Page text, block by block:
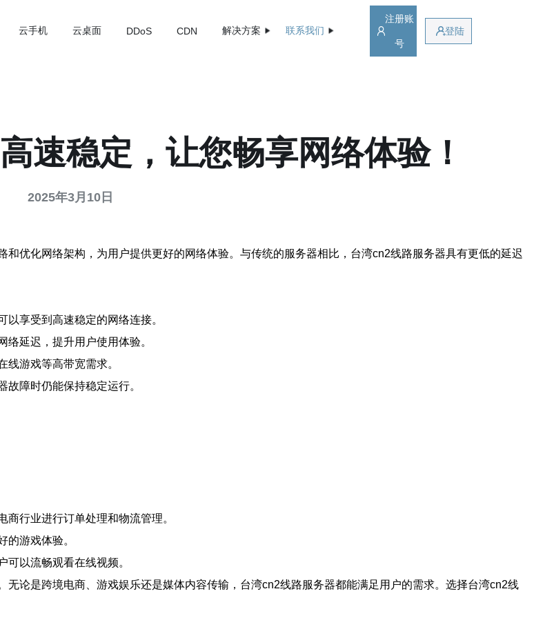
云手机 云桌面 DDoS CDN 解决方案 联系我们
注册账
号
登陆
速稳定，让您畅享网络体验！
2025年3月10日
优化网络架构，为用户提供更好的网络体验。与传统的服务器相比，台湾cn2线路服务器具有更低的延迟
享受到高速稳定的网络连接。
延迟，提升用户使用体验。
游戏等高带宽需求。
障时仍能保持稳定运行。
行业进行订单处理和物流管理。
游戏体验。
以流畅观看在线视频。
论是跨境电商、游戏娱乐还是媒体内容传输，台湾cn2线路服务器都能满足用户的需求。选择台湾cn2线